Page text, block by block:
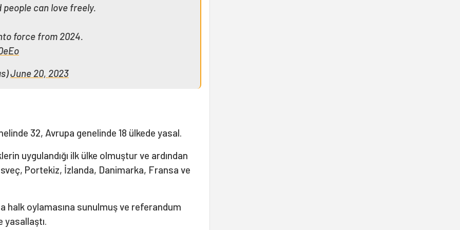
can love freely.
force from 2024.
June 20, 2023
32, Avrupa genelinde 18 ülkede yasal.
uygulandığı ilk ülke olmuştur ve ardından
Portekiz, İzlanda, Danimarka, Fransa ve
halk oylamasına sunulmuş ve referandum
yasallaştı.